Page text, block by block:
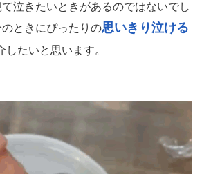
泣きたいときがあるのではないでし
ときにぴったりの思いきり泣ける
したいと思います。